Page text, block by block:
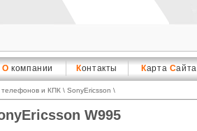
О компании Контакты Карта Сайта
телефонов и КПК\ SonyEricsson \
W995